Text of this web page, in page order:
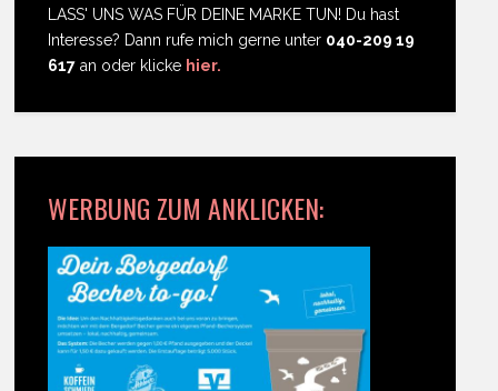
LASS' UNS WAS FÜR DEINE MARKE TUN! Du hast
Interesse? Dann rufe mich gerne unter 040-209 19
617 an oder klicke hier.
WERBUNG ZUM ANKLICKEN: